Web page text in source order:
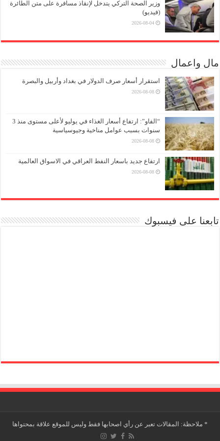
وزير الصحة التركي يتدخل لإنقاذ مسافرة على متن الطائرة
(فيديو)
2026-08-04
مال واعمال
استقرار أسعار صرف الدولار في بغداد وأربيل والبصرة
2026-08-08
“الفاو”: ارتفاع أسعار الغذاء في يوليو لأعلى مستوى منذ 3
سنوات بسبب عوامل مناخية وجيوسياسية
2026-08-08
ارتفاع جديد باسعار النفط العراقي في الاسواق العالمية
2026-08-08
تابعنا على فيسبوك
* ملاحظة: المقالات تعبر عن رأي اصحابها فقط وليس للموقع علاقة بمحتواها